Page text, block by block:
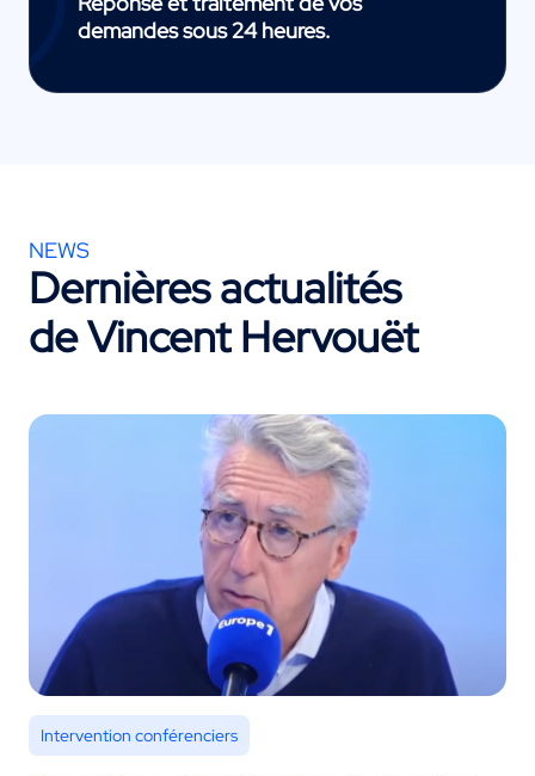
demandes sous 24 heures.
NEWS
Dernières actualités
de Vincent Hervouët
Intervention conférenciers